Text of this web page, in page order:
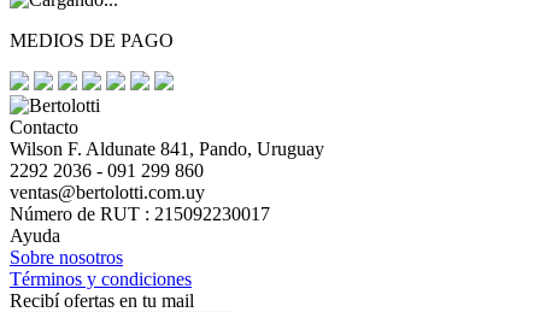
MEDIOS DE PAGO
Contacto
Wilson F. Aldunate 841, Pando, Uruguay
2292 2036 - 091 299 860
ventas@bertolotti.com.uy
Número de RUT : 215092230017
Ayuda
Sobre nosotros
Términos y condiciones
Recibí ofertas en tu mail